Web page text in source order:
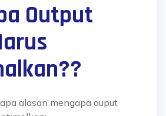
Output
alasan mengapa ouput